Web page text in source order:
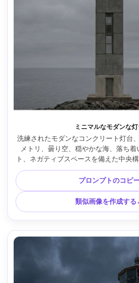
ミニマルなモダンな灯
洗練されたモダンなコンクリート灯台
メトリ、曇り空、穏やかな海、落ち着
ト、ネガティブスペースを備えた中央
影、35mm レンズ、f/5.6、シャープな
照明、フォトリアリスティックな建築
カラーグレード --ar
プロンプトのコピ
類似画像を作成す